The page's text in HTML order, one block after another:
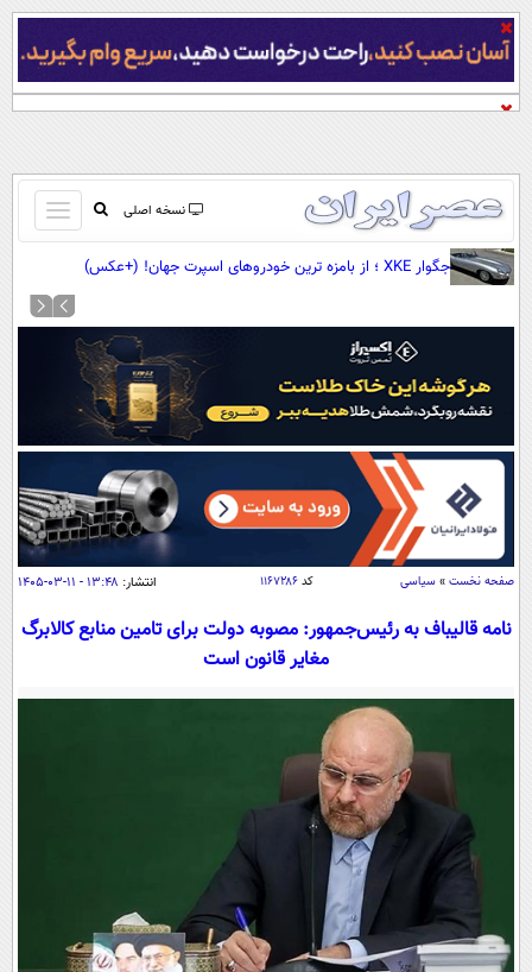
نسخه اصلی
باز
و
کردن
صفحه اول
آرشیو
نظرسنجی
آب و هوا
اوقات شرعی
سواد زندگی
اقتصاد
خودرو
جامعه
اجتماعی
حوادث
ورزشی
بین الملل
علم و دانش
علمی
اخبار کریپتو
گوناگون
سرگرمی
باشگاه مغز
فیلم
اقتصاد
عصر ایران 2
جگوار XKE ؛ از بامزه ترین خودروهای اسپرت جهان! (+عکس)
صفحه نخست » سیاسی کد ۱۱۶۷۲۸۶ انتشار: ۱۳:۴۸ - ۱۱-۰۳-۱۴۰۵
نامه قالیباف به رئیس‌جمهور: مصوبه دولت برای تامین منابع کالابرگ
مغایر قانون است